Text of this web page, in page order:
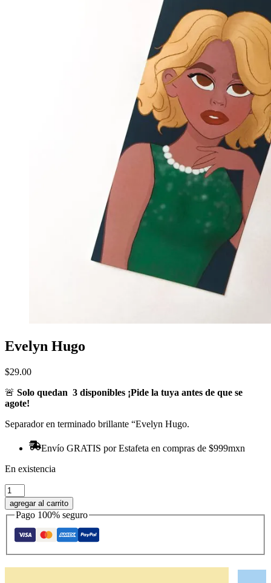
Evelyn Hugo
$29.00
🚨 Solo quedan 3 disponibles ¡Pide la tuya antes de que se
agote!
Separador en terminado brillante “Evelyn Hugo.
Envío GRATIS por Estafeta en compras de $999mxn
En existencia
Evelyn
Hugo
cantidad
agregar al carrito
Pago 100% seguro